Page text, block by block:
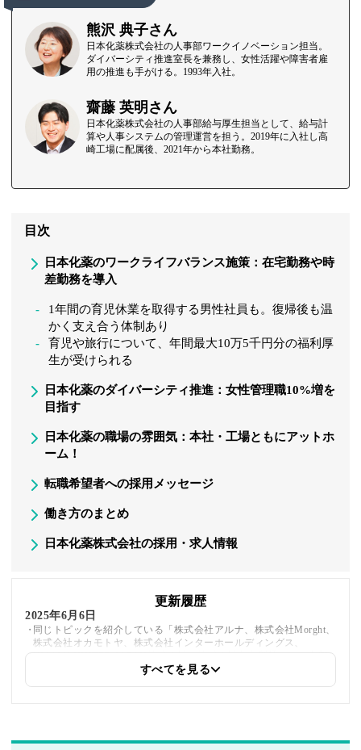
熊沢 典子さん
日本化薬株式会社の人事部ワークイノベーション担当。
ダイバーシティ推進室長を兼務し、女性活躍や障害者雇
用の推進も手がける。1993年入社。
齋藤 英明さん
日本化薬株式会社の人事部給与厚生担当として、給与計
算や人事システムの管理運営を担う。2019年に入社し高
崎工場に配属後、2021年から本社勤務。
目次
日本化薬のワークライフバランス施策：在宅勤務や時
差勤務を導入
1年間の育児休業を取得する男性社員も。復帰後も温
かく支え合う体制あり
育児や旅行について、年間最大10万5千円分の福利厚
生が受けられる
日本化薬のダイバーシティ推進：女性管理職10%増を
目指す
日本化薬の職場の雰囲気：本社・工場ともにアットホ
ーム！
転職希望者への採用メッセージ
働き方のまとめ
日本化薬株式会社の採用・求人情報
更新履歴
2025年6月6日
同じトピックを紹介している「株式会社アルナ、株式会社Morght、
株式会社オカモトヤ、株式会社インターホールディングス、
UMAMI UNITED JAPAN株式会社、株式会社丸山製麺」への内部
すべてを見る